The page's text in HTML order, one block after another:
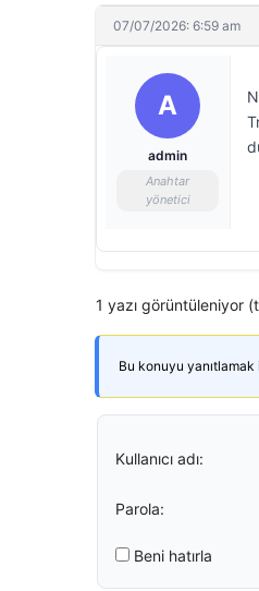
07/07/2026: 6:59 am
A
admin
Anahtar
yönetici
1 yazı görüntüleniyor
Bu konuyu yanıtlamak
Kullanıcı adı:
Parola:
Beni hatırla